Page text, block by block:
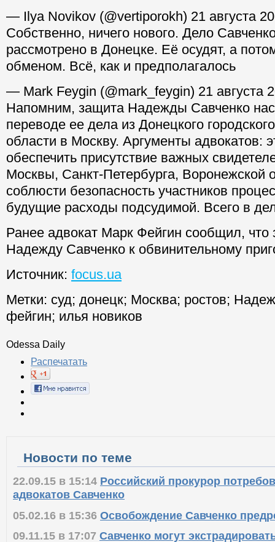
— Ilya Novikov (@vertiporokh) 21 августа
Собственно, ничего нового. Дело
рассмотрено в Донецке. Её осудят, а
обменом. Всё, как и предполагалось
— Mark Feygin (@mark_feygin) 21 августа
Напомним, защита Надежды Савченко
переводе ее дела из Донецкого
области в Москву. Аргументы адвокатов:
обеспечить присутствие важных
Москвы, Санкт-Петербурга, Воронежской
соблюсти безопасность участников
будущие расходы подсудимой. Всего в
Ранее адвокат Марк Фейгин сообщил, что
Надежду Савченко к обвинительному
Источник: focus.ua
Метки: суд; донецк; Москва; ростов;
фейгин; илья новиков
Odessa Daily
Распечатать
Новости по теме
22.09.15 в 15:14 Российский прокурор
адвокатов Савченко
05.02.16 в 15:36 Освобождение Савченко